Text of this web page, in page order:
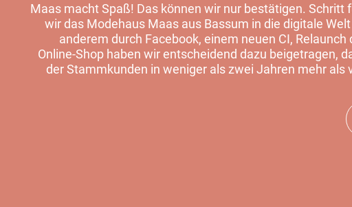
Maas macht Spaß! Das können wir nur bestätigen. Schritt
wir das Modehaus Maasaus Bassum in die digitale
anderem durch Facebook, einem neuen CI, Relaunch
Online-Shop haben wir entscheidend dazu beigetragen,
der Stammkunden in weniger als zwei Jahren mehr als